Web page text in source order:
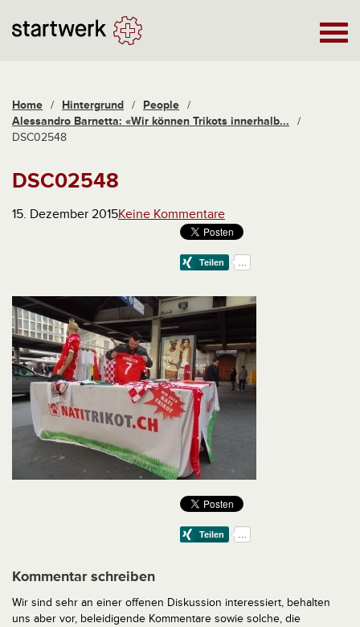
Home / Hintergrund / People /
Alessandro Barnetta: «Wir können Trikots innerhalb...
/
DSC02548
DSC02548
15. Dezember 2015Keine Kommentare
Kommentar schreiben
Wir sind sehr an einer offenen Diskussion interessiert, behalten
uns aber vor, beleidigende Kommentare sowie solche, die